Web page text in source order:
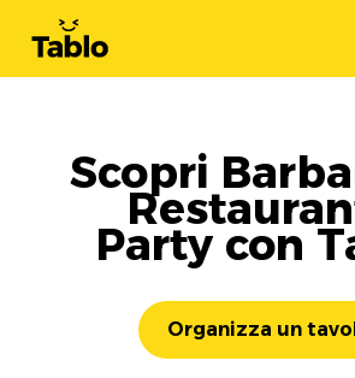
Scopri
Party con
Organizza un